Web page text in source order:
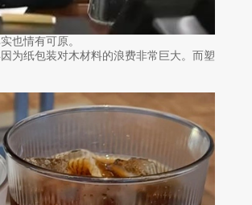
也情有可原。
为纸包装对木材料的浪费非常巨大。而塑